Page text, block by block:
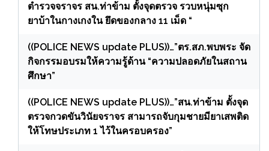
ตำรวจจราจร สน.ท่าข้าม ตั้งจุดตรวจ รวบหนุ่มซุก
ยาบ้าในกางเกงใน ยึดของกลาง 11 เม็ด “
((POLICE NEWS update PLUS))…”ตร.สภ.พบพระ จัด
กิจกรรมอบรมให้ความรู้ด้าน “ความปลอดภัยในสถาน
ศึกษา”
((POLICE NEWS update PLUS))…”สน.ท่าข้าม ตั้งจุด
ตรวจกวดขันวินัยจราจร สามารถจับกุมชายมียาเสพติด
ให้โทษประเภท 1 ไว้ในครอบครอง”